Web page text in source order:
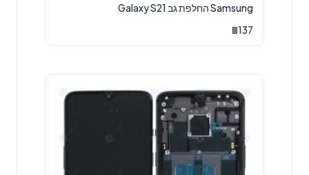
Samsung החלפת גב Galaxy S21
₪137